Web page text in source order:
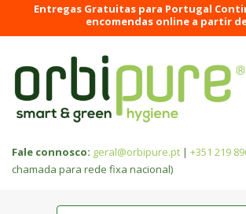
Entregas Gratuitas para Portugal
encomendas online a partir
Fale connosco: geral@orbipure.pt | +351 219
chamada para rede fixa nacional)